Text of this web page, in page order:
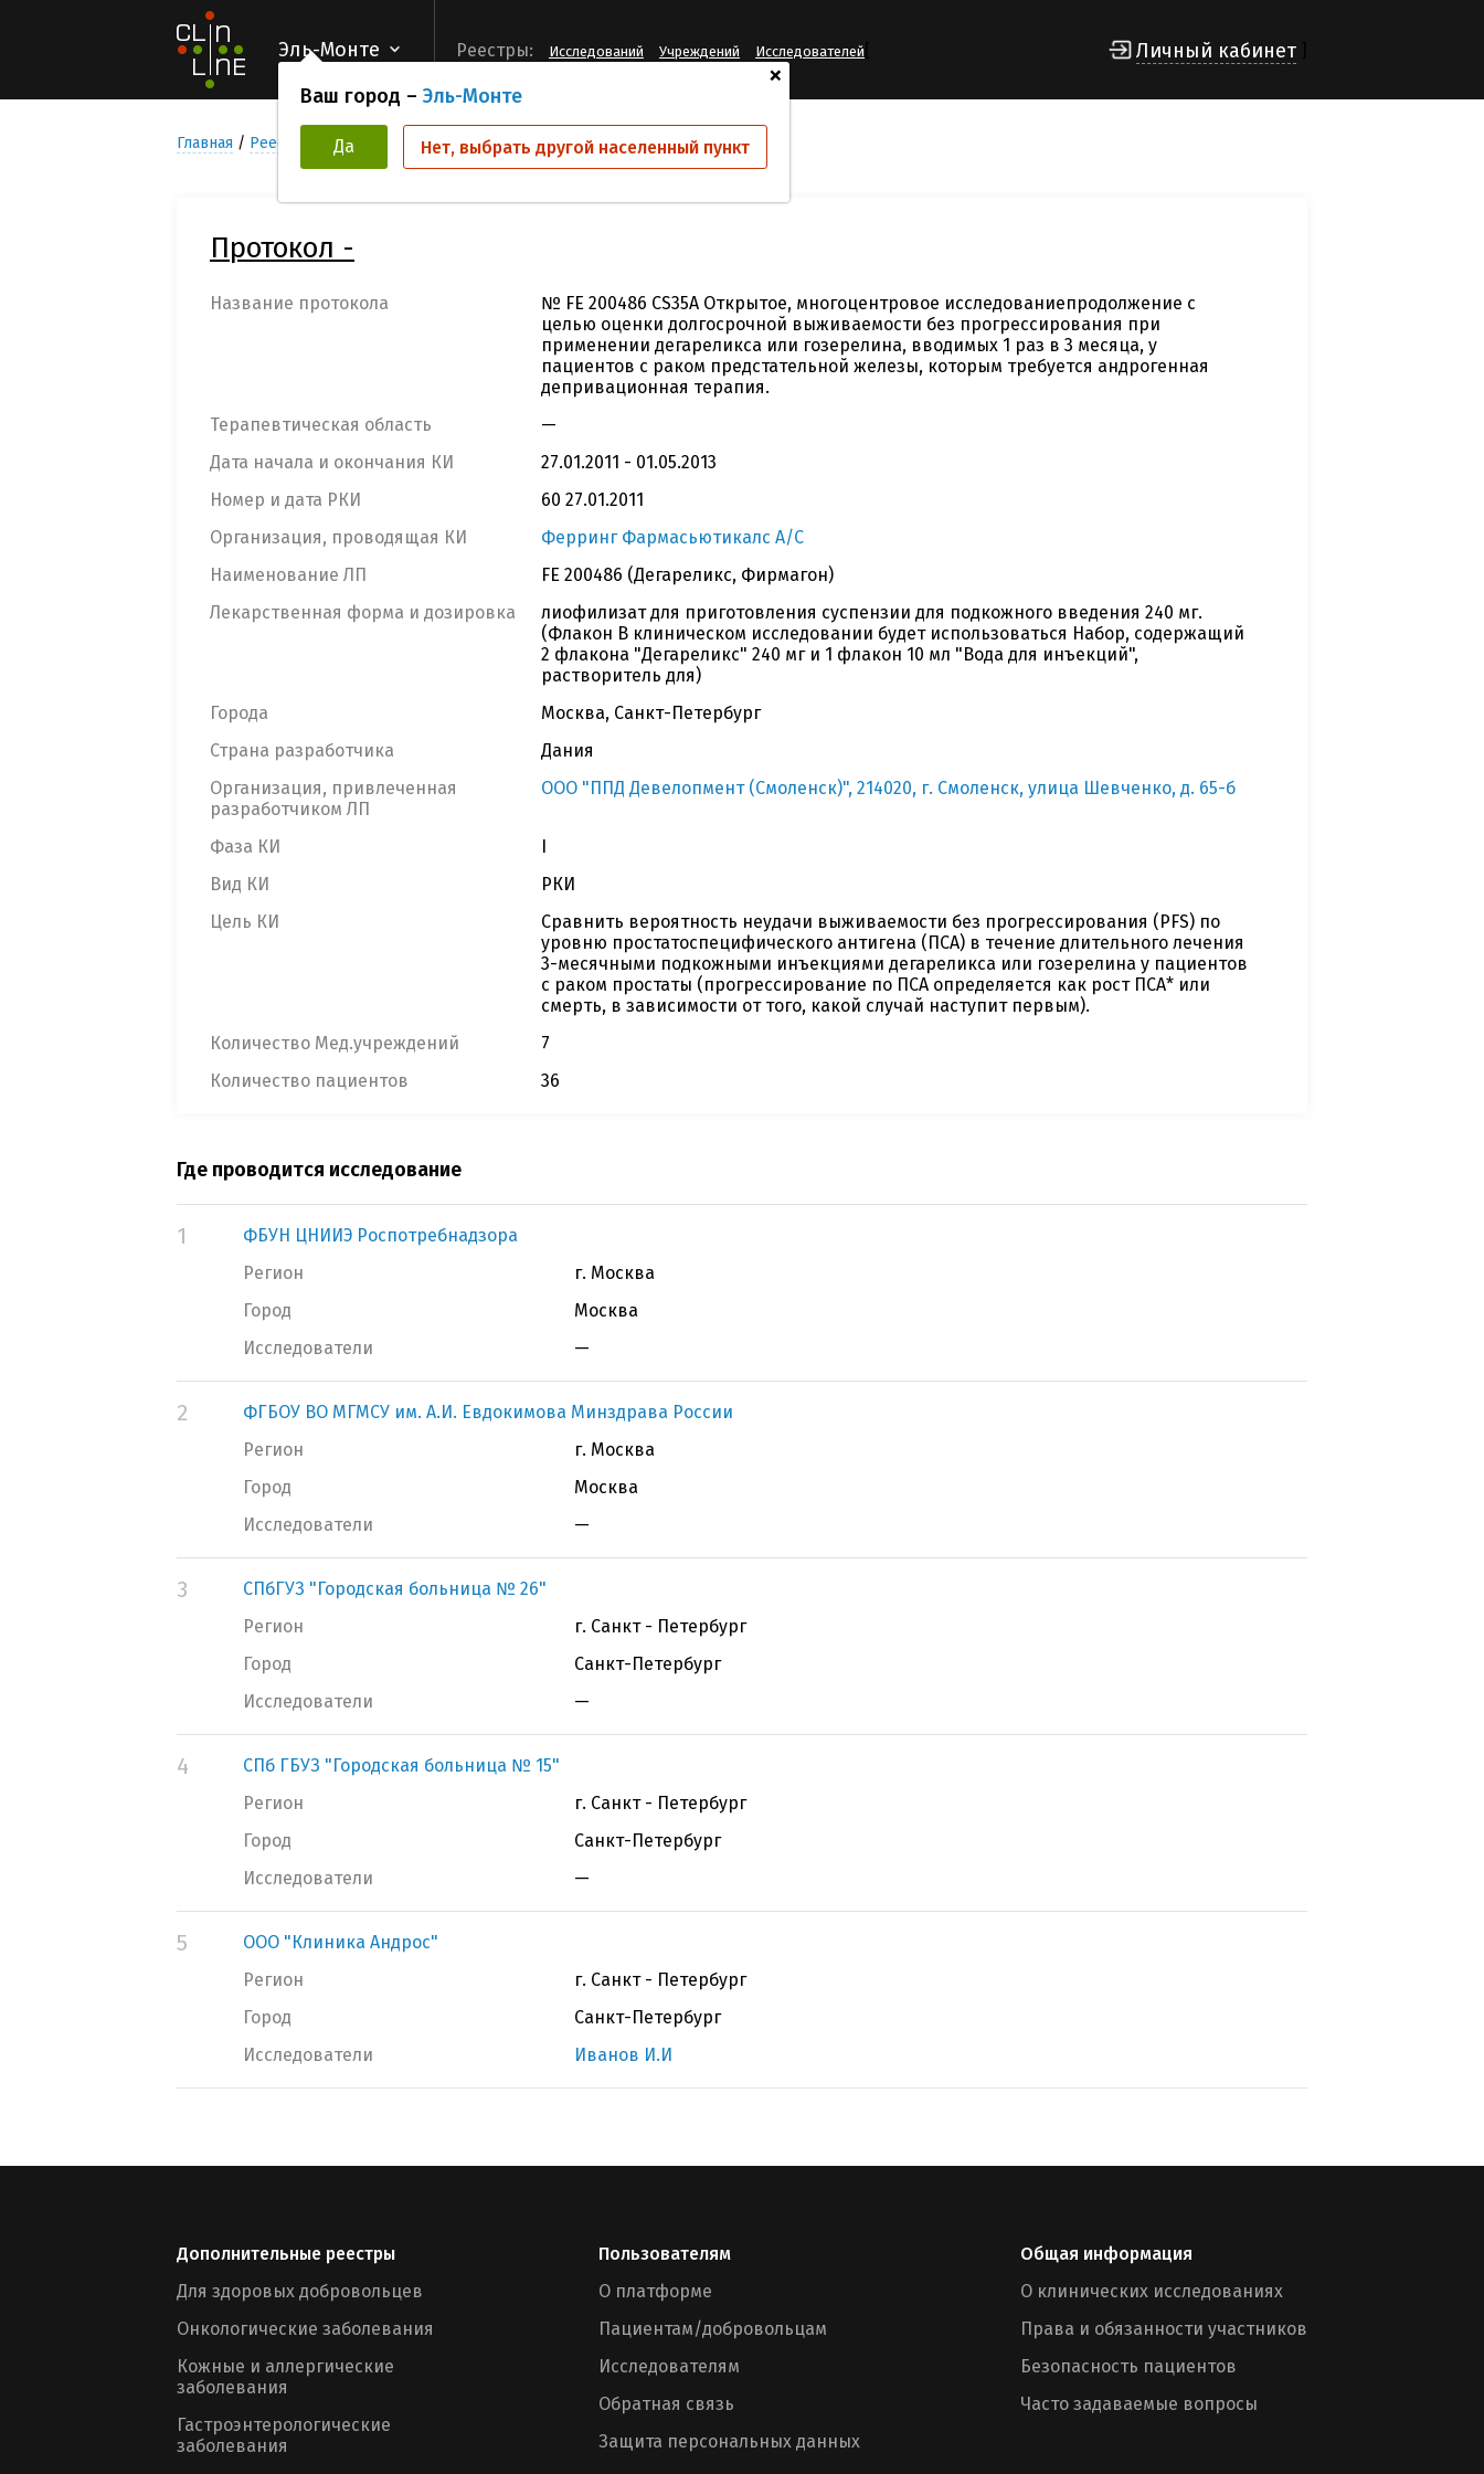
Эль-Монте
+
Ваш город – Эль-Монте
Да Нет, выбрать другой населенный пункт
Реестры: Исследований Учреждений Исследователей Личный кабинет
Главная Реестр Клинических исследований -
Протокол -
Название протокола
№ FE 200486 CS35A Открытое, многоцентровое исследованиепродолжение с
целью оценки долгосрочной выживаемости без прогрессирования при
применении дегареликса или гозерелина, вводимых 1 раз в 3 месяца, у
пациентов с раком предстательной железы, которым требуется андрогенная
депривационная терапия.
Терапевтическая область
—
Дата начала и окончания КИ
27.01.2011 - 01.05.2013
Номер и дата РКИ
60 27.01.2011
Организация, проводящая КИ
Ферринг Фармасьютикалс А/С
Наименование ЛП
FE 200486 (Дегареликс, Фирмагон)
Лекарственная форма и дозировка
лиофилизат для приготовления суспензии для подкожного введения 240 мг.
(Флакон В клиническом исследовании будет использоваться Набор, содержащий
2 флакона "Дегареликс" 240 мг и 1 флакон 10 мл "Вода для инъекций",
растворитель для)
Города
Москва, Санкт-Петербург
Страна разработчика
Дания
Организация, привлеченная
разработчиком ЛП
ООО "ППД Девелопмент (Смоленск)", 214020, г. Смоленск, улица Шевченко, д. 65-б
Фаза КИ
I
Вид КИ
РКИ
Цель КИ
Сравнить вероятность неудачи выживаемости без прогрессирования (PFS) по
уровню простатоспецифического антигена (ПСА) в течение длительного лечения
3-месячными подкожными инъекциями дегареликса или гозерелина у пациентов
с раком простаты (прогрессирование по ПСА определяется как рост ПСА* или
смерть, в зависимости от того, какой случай наступит первым).
Количество Мед.учреждений
7
Количество пациентов
36
Где проводится исследование
1
ФБУН ЦНИИЭ Роспотребнадзора
Регион
г. Москва
Город
Москва
Исследователи
—
2
ФГБОУ ВО МГМСУ им. А.И. Евдокимова Минздрава России
Регион
г. Москва
Город
Москва
Исследователи
—
3
СПбГУЗ "Городская больница № 26"
Регион
г. Санкт - Петербург
Город
Санкт-Петербург
Исследователи
—
4
СПб ГБУЗ "Городская больница № 15"
Регион
г. Санкт - Петербург
Город
Санкт-Петербург
Исследователи
—
5
ООО "Клиника Андрос"
Регион
г. Санкт - Петербург
Город
Санкт-Петербург
Исследователи
Иванов И.И
Дополнительные реестры
Для здоровых добровольцев
Онкологические заболевания
Кожные и аллергические
заболевания
Гастроэнтерологические
заболевания
Пользователям
О платформе
Пациентам/добровольцам
Исследователям
Обратная связь
Защита персональных данных
Общая информация
О клинических исследованиях
Права и обязанности участников
Безопасность пациентов
Часто задаваемые вопросы